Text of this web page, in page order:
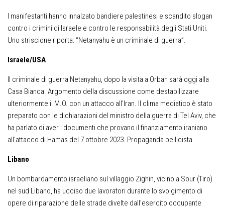
I manifestanti hanno innalzato bandiere palestinesi e scandito slogan
contro i crimini di Israele e contro le responsabilità degli Stati Uniti.
Uno striscione riporta: “Netanyahu è un criminale di guerra”.
Israele/USA
Il criminale di guerra Netanyahu, dopo la visita a Orban sarà oggi alla
Casa Bianca. Argomento della discussione come destabilizzare
ulteriormente il M.O. con un attacco all’Iran. Il clima mediatico è stato
preparato con le dichiarazioni del ministro della guerra di Tel Aviv, che
ha parlato di aver i documenti che provano il finanziamento iraniano
all’attacco di Hamas del 7 ottobre 2023. Propaganda bellicista.
Libano
Un bombardamento israeliano sul villaggio Zighin, vicino a Sour (Tiro)
nel sud Libano, ha ucciso due lavoratori durante lo svolgimento di
opere di riparazione delle strade divelte dall’esercito occupante